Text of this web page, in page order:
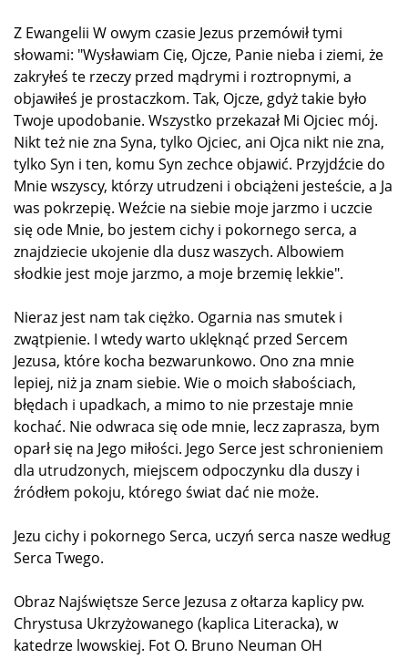
Z Ewangelii W owym czasie Jezus przemówił tymi
słowami: "Wysławiam Cię, Ojcze, Panie nieba i ziemi, że
zakryłeś te rzeczy przed mądrymi i roztropnymi, a
objawiłeś je prostaczkom. Tak, Ojcze, gdyż takie było
Twoje upodobanie. Wszystko przekazał Mi Ojciec mój.
Nikt też nie zna Syna, tylko Ojciec, ani Ojca nikt nie zna,
tylko Syn i ten, komu Syn zechce objawić. Przyjdźcie do
Mnie wszyscy, którzy utrudzeni i obciążeni jesteście, a Ja
was pokrzepię. Weźcie na siebie moje jarzmo i uczcie
się ode Mnie, bo jestem cichy i pokornego serca, a
znajdziecie ukojenie dla dusz waszych. Albowiem
słodkie jest moje jarzmo, a moje brzemię lekkie".
Nieraz jest nam tak ciężko. Ogarnia nas smutek i
zwątpienie. I wtedy warto uklęknąć przed Sercem
Jezusa, które kocha bezwarunkowo. Ono zna mnie
lepiej, niż ja znam siebie. Wie o moich słabościach,
błędach i upadkach, a mimo to nie przestaje mnie
kochać. Nie odwraca się ode mnie, lecz zaprasza, bym
oparł się na Jego miłości. Jego Serce jest schronieniem
dla utrudzonych, miejscem odpoczynku dla duszy i
źródłem pokoju, którego świat dać nie może.
Jezu cichy i pokornego Serca, uczyń serca nasze według
Serca Twego.
Obraz Najświętsze Serce Jezusa z ołtarza kaplicy pw.
Chrystusa Ukrzyżowanego (kaplica Literacka), w
katedrze lwowskiej. Fot O. Bruno Neuman OH